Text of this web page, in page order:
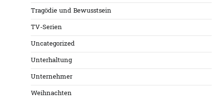
Tragödie und Bewusstsein
TV-Serien
Uncategorized
Unterhaltung
Unternehmer
Weihnachten